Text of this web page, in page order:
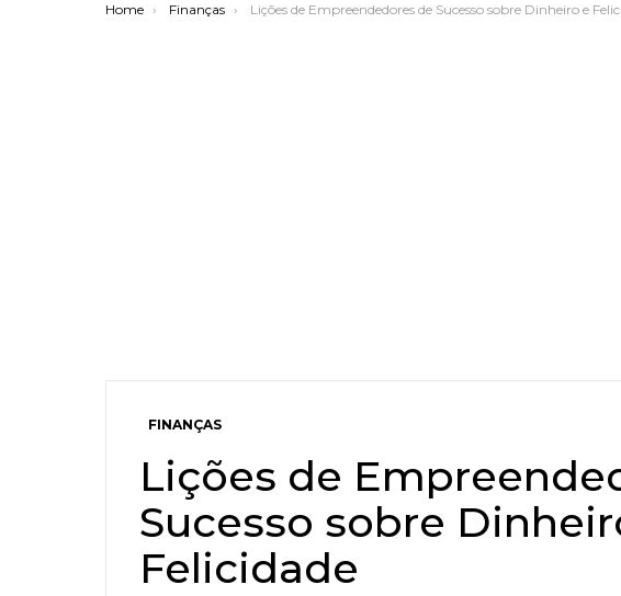
You are here:
Home Finanças Lições de Empreendedores de Sucesso sobre Dinheiro e
FINANÇAS
Lições de
Sucesso sobre
Felicidade